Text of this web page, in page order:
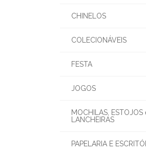
CHINELOS
COLECIONÁVEIS
FESTA
JOGOS
MOCHILAS, ESTOJOS
LANCHEIRAS
PAPELARIA E